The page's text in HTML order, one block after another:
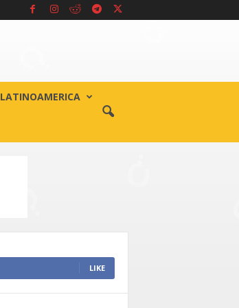
LATINOAMERICA
LIKE